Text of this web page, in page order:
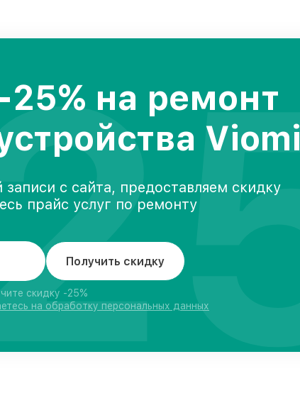
на ремонт
Viomi
с сайта, предоставляем скидку
прайс услуг по ремонту
Получить скидку
скидку -25%
на обработку персональных данных